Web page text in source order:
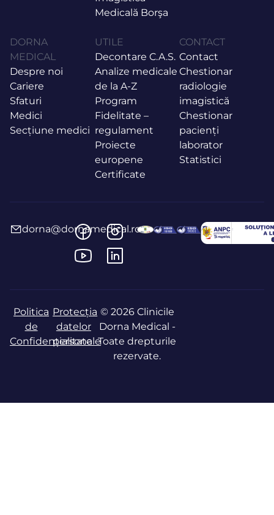
Medicală Borşa
DORNA
MEDICAL
Despre noi
Cariere
Sfaturi
Medici
Secțiune medici
UTILE
Decontare C.A.S.
Analize medicale
de la A-Z
Program
Fidelitate –
regulament
Proiecte
europene
Certificate
CONTACT
Contact
Chestionar
radiologie
imagistică
Chestionar
pacienți
laborator
Statistici
dorna@dornamedical.ro
Politica
de
Confidențialitate
Protecția
datelor
personale
© 2026 Clinicile
Dorna Medical -
Toate drepturile
rezervate.